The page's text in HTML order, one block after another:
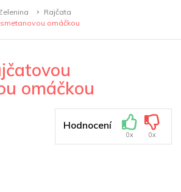
Rajčata
omáčkou
omáčkou
Hodnocení
0x 0x